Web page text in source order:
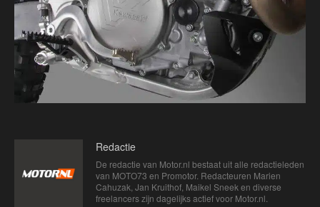
Redactie
De redactie van Motor.nl bestaat uit alle redactieleden
van MOTO73 en Promotor. Redacteuren Marien
Cahuzak, Jan Kruithof, Maikel Sneek en diverse
freelancers zijn dagelijks actief voor Motor.nl.